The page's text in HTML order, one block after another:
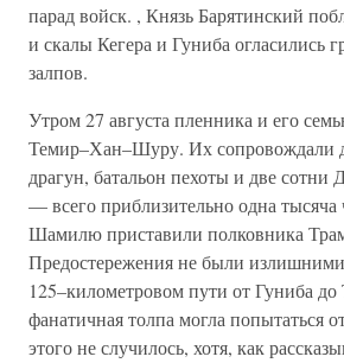
парад войск. , Князь Барятинский
и скалы Кегера и Гуниба огласились
залпов.
Утром 27 августа пленника и его
Темир–Хан–Шуру. Их сопровождали
драгун, батальон пехоты и две сотни
— всего приблизительно одна
Шамилю приставили полковника
Предостережения не были
125–километровом пути от Гуниба
фанатичная толпа могла попытаться
этого не случилось, хотя, как